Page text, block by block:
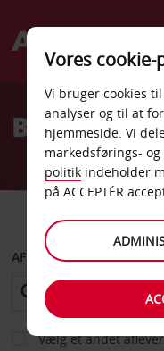
Welcome
AvisBilleje St
AFHENT FRA
Vælg et andet
Vores
Vi bruger cookies
analyser og til at
hjemmeside. Vi
markedsførings-
politik indeholder
på ACCEPTÉR